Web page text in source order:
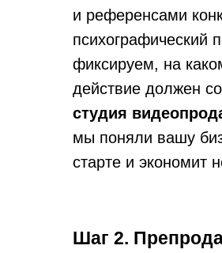
и референсами
психографический
фиксируем, на
действие должен
студия
мы поняли вашу
старте и экономит
Шаг 2.